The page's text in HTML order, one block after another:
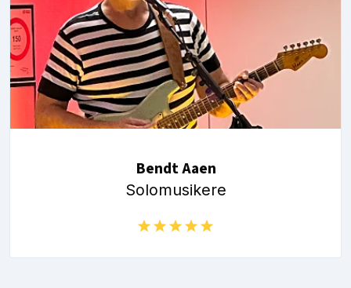
Bendt Aaen
Solomusikere